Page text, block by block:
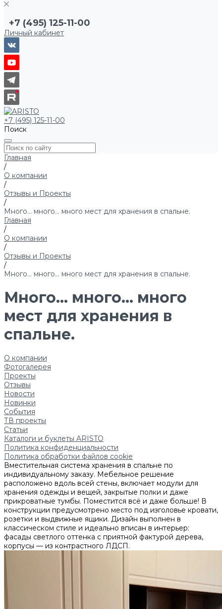
+7 (495) 125-11-00
Личный кабинет
+7 (495) 125-11-00
Поиск
Главная
/
О компании
/
Отзывы и Проекты
/
Много… много… много мест для хранения в спальне.
Главная
/
О компании
/
Отзывы и Проекты
/
Много… много… много мест для хранения в спальне.
Много… много… много
мест для хранения в
спальне.
О компании
Фотогалерея
Проекты
Отзывы
Новости
Новинки
События
ТВ проекты
Статьи
Каталоги и буклеты ARISTO
Политика конфиденциальности
Политика обработки файлов cookie
Вместительная система хранения в спальне по
индивидуальному заказу. Мебельное решение
расположено вдоль всей стены, включает модули для
хранения одежды и вещей, закрытые полки и даже
прикроватные тумбы. Поместится всё и даже больше! В
конструкции предусмотрено место под изголовье кровати,
розетки и выдвижные ящики. Дизайн выполнен в
классическом стиле и идеально вписан в интерьер:
фасады светлого оттенка с приятной фактурой дерева,
корпусы — из контрастного ЛДСП.